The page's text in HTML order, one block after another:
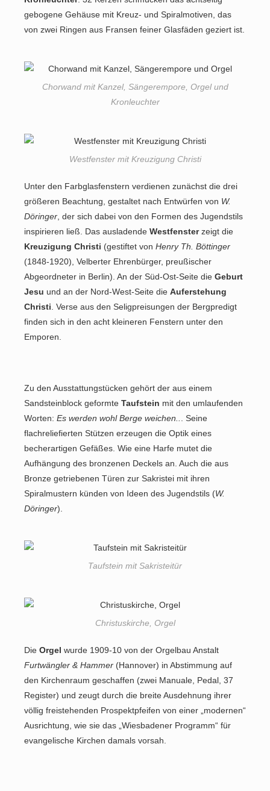
gebogene Gehäuse mit Kreuz- und Spiralmotiven, das
von zwei Ringen aus Fransen feiner Glasfäden geziert ist.
Chorwand mit Kanzel, Sängerempore, Orgel und
Kronleuchter
Westfenster mit Kreuzigung Christi
Unter den Farbglasfenstern verdienen zunächst die drei
größeren Beachtung, gestaltet nach Entwürfen von W.
Döringer , der sich dabei von den Formen des Jugendstils
inspirieren ließ. Das ausladende Westfensterzeigt die
Kreuzigung Christi (gestiftet von Henry Th. Böttinger
(1848-1920), Velberter Ehrenbürger, preußischer
Abgeordneter in Berlin). An der Süd-Ost-Seite die Geburt
Jesu und an der Nord-West-Seite die Auferstehung
Christi . Verse aus den Seligpreisungen der Bergpredigt
finden sich in den acht kleineren Fenstern unter den
Emporen.
Zu den Ausstattungstücken gehört der aus einem
Sandsteinblock geformte Taufstein mit den umlaufenden
Worten: Es werden wohl Berge weichen..
. Seine
flachreliefierten Stützen erzeugen die Optik eines
becherartigen Gefäßes. Wie eine Harfe mutet die
Aufhängung des bronzenen Deckels an. Auch die aus
Bronze getriebenen Türen zur Sakristei mit ihren
Spiralmustern künden von Ideen des Jugendstils (W.
Döringer).
Taufstein mit Sakristeitür
Christuskirche, Orgel
Die Orgel wurde 1909-10 von der Orgelbau Anstalt
Furtwängler & Hammer (Hannover) in Abstimmung auf
den Kirchenraum geschaffen (zwei Manuale, Pedal, 37
Register) und zeugt durch die breite Ausdehnung ihrer
völlig freistehenden Prospektpfeifen von einer „modernen“
Ausrichtung, wie sie das „Wiesbadener Programm“ für
evangelische Kirchen damals vorsah.